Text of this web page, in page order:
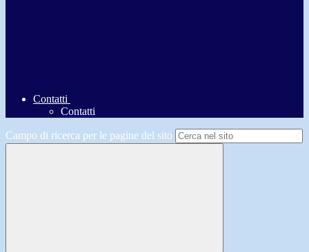
Contatti
Contatti
Campo di ricerca per le pagine del sito